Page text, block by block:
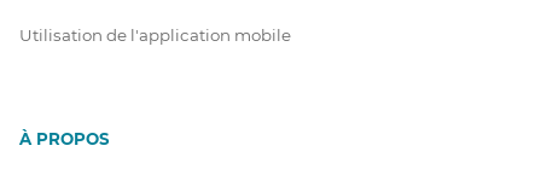
Utilisation de l'application mobile
À PROPOS